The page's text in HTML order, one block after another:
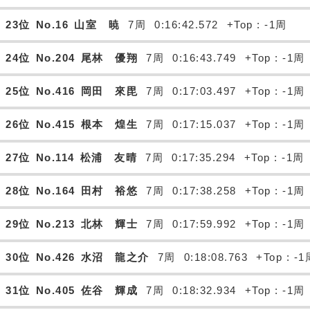
23位 No.16 山室 暁 7周 0:16:42.572 +Top : -1周
24位 No.204 尾林 優翔 7周 0:16:43.749 +Top : -1周
25位 No.416 岡田 來毘 7周 0:17:03.497 +Top : -1周
26位 No.415 根本 煌生 7周 0:17:15.037 +Top : -1周
27位 No.114 松浦 友晴 7周 0:17:35.294 +Top : -1周
28位 No.164 田村 裕悠 7周 0:17:38.258 +Top : -1周
29位 No.213 北林 輝士 7周 0:17:59.992 +Top : -1周
30位 No.426 水沼 龍之介 7周 0:18:08.763 +Top : -1
31位 No.405 佐谷 輝成 7周 0:18:32.934 +Top : -1周